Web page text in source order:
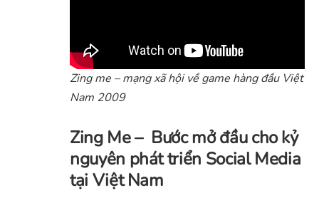
Zing me – mạng xã hội về game hàng đầu Việt
Nam 2009
Zing Me – Bước mở đầu cho kỷ
nguyên phát triển Social Media
tại Việt Nam